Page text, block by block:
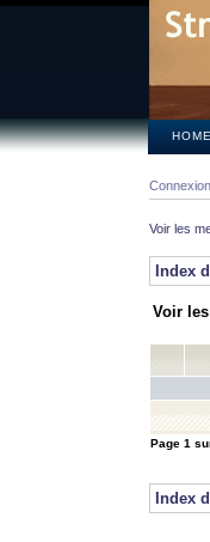
HOME
Connexion
Voir les
Index
Voir
Page 1
Index